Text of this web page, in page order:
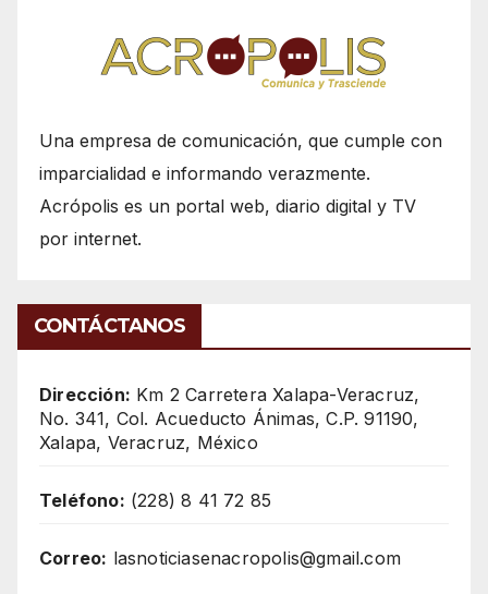
Una empresa de comunicación, que cumple con
imparcialidad e informando verazmente.
Acrópolis es un portal web, diario digital y TV
por internet.
CONTÁCTANOS
Dirección: Km 2 Carretera Xalapa-Veracruz,
No. 341, Col. Acueducto Ánimas, C.P. 91190,
Xalapa, Veracruz, México
Teléfono: (228) 8 41 72 85
Correo: lasnoticiasenacropolis@gmail.com